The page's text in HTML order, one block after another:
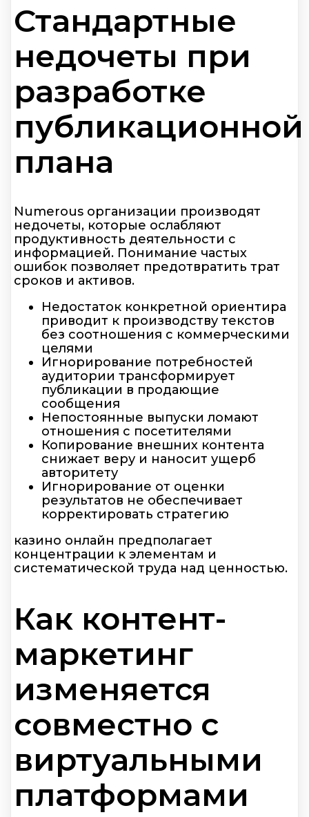
Стандартные
недочеты при
разработке
публикационной
плана
Numerous организации производят
недочеты, которые ослабляют
продуктивность деятельности с
информацией. Понимание частых
ошибок позволяет предотвратить трат
сроков и активов.
Недостаток конкретной ориентира
приводит к производству текстов
без соотношения с коммерческими
целями
Игнорирование потребностей
аудитории трансформирует
публикации в продающие
сообщения
Непостоянные выпуски ломают
отношения с посетителями
Копирование внешних контента
снижает веру и наносит ущерб
авторитету
Игнорирование от оценки
результатов не обеспечивает
корректировать стратегию
казино онлайн предполагает
концентрации к элементам и
систематической труда над ценностью.
Как контент-
маркетинг
изменяется
совместно с
виртуальными
платформами